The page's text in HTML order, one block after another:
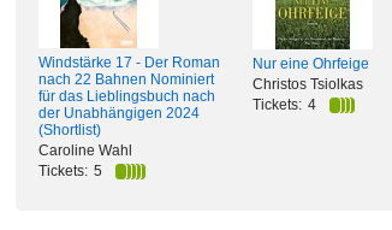
Windstärke 17 - Der Roman
nach 22 Bahnen Nominiert
für das Lieblingsbuch nach
der Unabhängigen 2024
(Shortlist)
Caroline Wahl
Tickets: 5
Nur eine Ohrfeige
Christos Tsiolkas
Tickets: 4